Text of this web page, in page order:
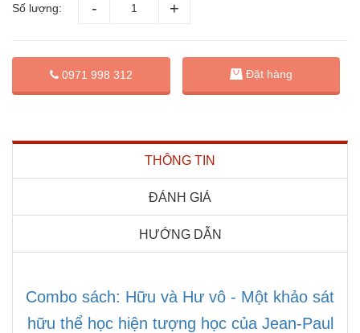
Số lượng:
0971 998 312 Đặt hàng
THÔNG TIN
ĐÁNH GIÁ
HƯỚNG DẪN
Combo sách: Hữu và Hư vô - Một khảo sát
hữu thể học hiện tượng học của Jean-Paul